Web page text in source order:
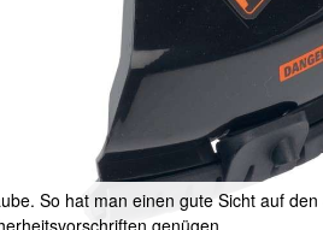
So hat man einen gute Sicht auf
genügen